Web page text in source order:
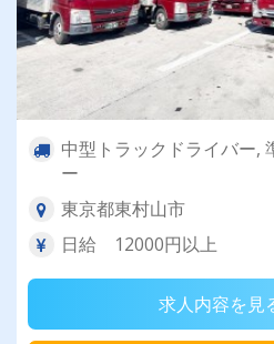
中型トラックドライバー,
ー
東京都東村山市
日給 12000円以上
求人内容を見